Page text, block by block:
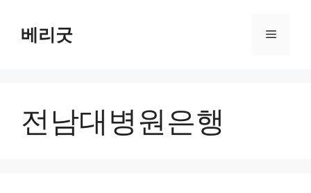
베리굿 메
전남대병원은행